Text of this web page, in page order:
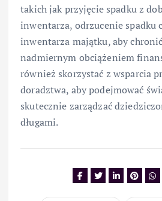
takich jak przyjęcie spadku z
inwentarza, odrzucenie spadku
inwentarza majątku, aby
nadmiernym obciążeniem
również skorzystać z wsparcia
doradztwa, aby podejmować
skutecznie zarządzać
długami.